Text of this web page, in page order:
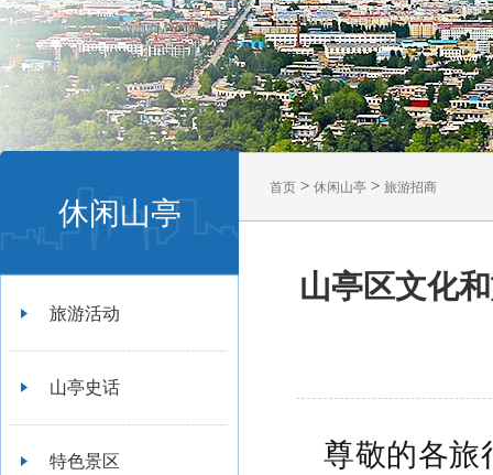
休闲山亭
旅游活动
山亭史话
特色景区
首页 > 休闲山亭 > 旅游招商
山亭区文化
尊敬的各旅